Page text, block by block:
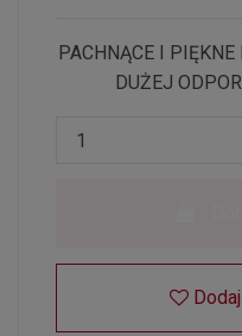
PACHNĄCE I
DUŻEJ